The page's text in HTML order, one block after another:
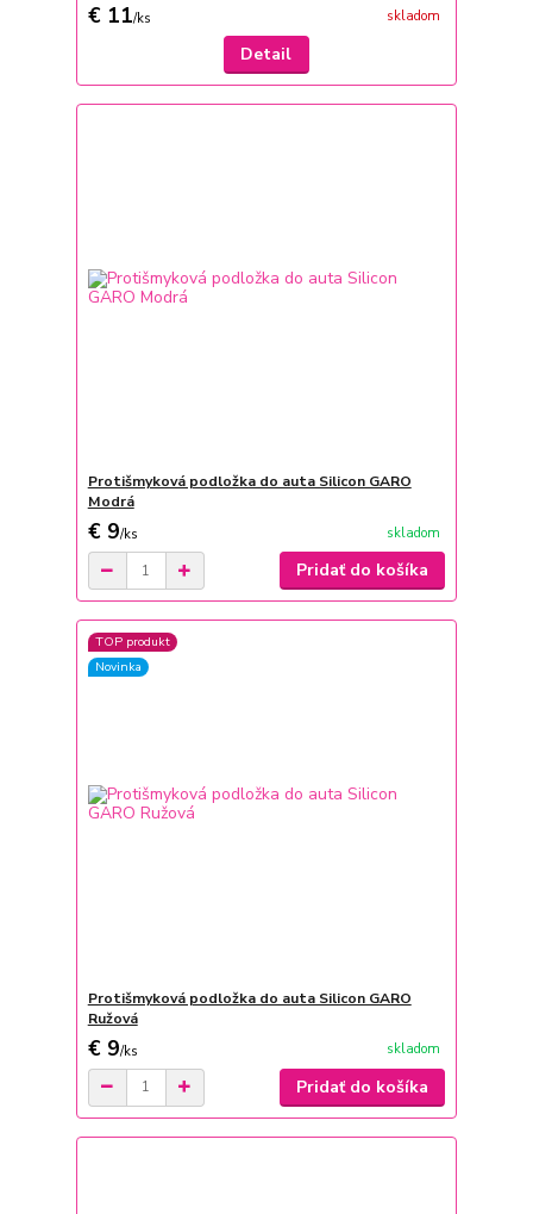
€ 11/ks skladom
Detail
Protišmyková podložka do auta Silicon GARO
Modrá
€ 9/ks skladom
Pridať do košíka
TOP produkt
Novinka
Protišmyková podložka do auta Silicon GARO
Ružová
€ 9/ks skladom
Pridať do košíka